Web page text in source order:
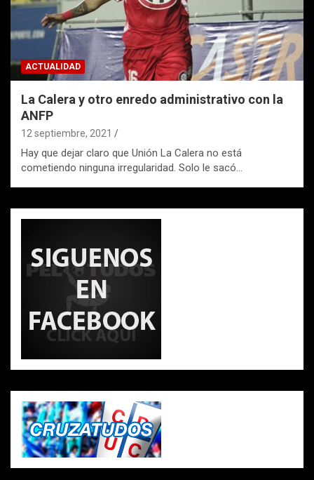
ACTUALIDAD
La Calera y otro enredo administrativo con la
ANFP
12 septiembre, 2021
Hay que dejar claro que Unión La Calera no está
cometiendo ninguna irregularidad. Solo le sacó…